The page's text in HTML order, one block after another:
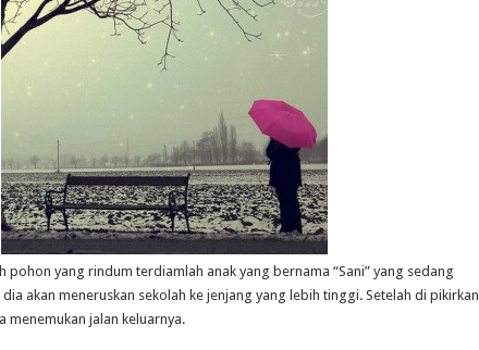
pohon yang rindum terdiamlah anak yang bernama “Sani” yang sedang
akan meneruskan sekolah ke jenjang yang lebih tinggi. Setelah di pikirkan
menemukan jalan keluarnya.